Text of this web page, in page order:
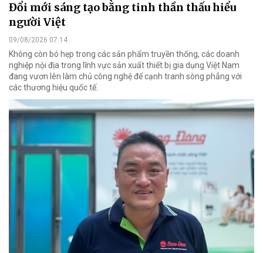
Đổi mới sáng tạo bằng tinh thần thấu hiểu
người Việt
09/08/2026 07:14
Không còn bó hẹp trong các sản phẩm truyền thống, các doanh
nghiệp nội địa trong lĩnh vực sản xuất thiết bị gia dụng Việt Nam
đang vươn lên làm chủ công nghệ để cạnh tranh sòng phẳng với
các thương hiệu quốc tế.